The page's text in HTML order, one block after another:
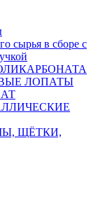
сырья в сборе с
ЛОПАТЫ
ЩЁТКИ,